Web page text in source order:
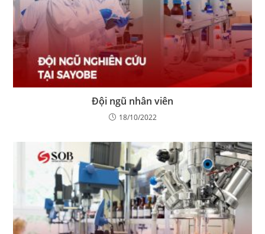
Đội ngũ nhân viên
18/10/2022